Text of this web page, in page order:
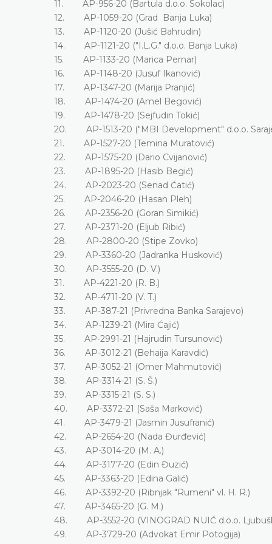
11. AP-956-20 (Bartula d.o.o. Sokolac)
12. AP-1059-20 (Grad Banja Luka)
13. AP-1120-20 (Jušić Bahrudin)
14. AP-1121-20 ("I.L.G." d.o.o. Banja Luka)
15. AP-1133-20 (Marica Pernar)
16. AP-1148-20 (Jusuf Ikanović)
17. AP-1347-20 (Marija Pranjić)
18. AP-1474-20 (Amel Begović)
19. AP-1478-20 (Sejfudin Tokić)
20. AP-1513-20 ("MBI Development" d.o.o.
21. AP-1527-20 (Temina Muratović)
22. AP-1575-20 (Dario Cvijanović)
23. AP-1895-20 (Hasib Begić)
24. AP-2023-20 (Senad Ćatić)
25. AP-2046-20 (Hasan Pleh)
26. AP-2356-20 (Goran Simikić)
27. AP-2371-20 (Eljub Ribić)
28. AP-2800-20 (Stipe Zovko)
29. AP-3360-20 (Jadranka Husković)
30. AP-3555-20 (D. V.)
31. AP-4221-20 (R. B.)
32. AP-4711-20 (V. T.)
33. AP-387-21 (Privredna Banka Sarajevo)
34. AP-1239-21 (Mira Ćajić)
35. AP-2991-21 (Hajrudin Tursunović)
36. AP-3012-21 (Behaija Karavdić)
37. AP-3052-21 (Omer Mahmutović)
38. AP-3314-21 (S. Š.)
39. AP-3315-21 (S. S.)
40. AP-3372-21 (Saša Marković)
41. AP-3479-21 (Jasmin Jusufranić)
42. AP-2654-20 (Nada Đurđević)
43. AP-3014-20 (M. A.)
44. AP-3177-20 (Edin Đuzić)
45. AP-3363-20 (Edina Galić)
46. AP-3392-20 (Ribnjak "Rumeni" vl. H. R.)
47. AP-3465-20 (G. M.)
48. AP-3552-20 (VINOGRAD NUIĆ d.o.o.
49. AP-3729-20 (Advokat Emir Potogija)